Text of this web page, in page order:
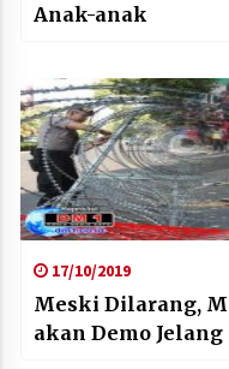
Anak-anak
17/10/2019
Meski Dilarang,
akan Demo